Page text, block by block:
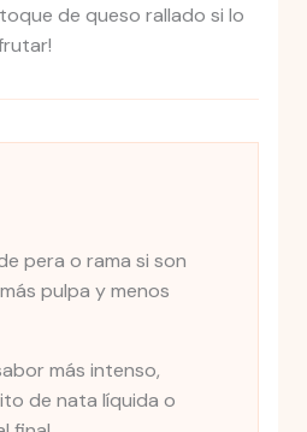
de queso rallado si lo
pera o rama si son
pulpa y menos
más intenso,
de nata líquida o